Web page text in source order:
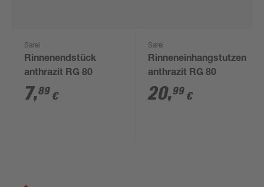
Sarei
Rinnenendstück
anthrazit RG 80
7,89 €
Sarei
Rinneneinhangstutzen
anthrazit RG 80
20,99 €